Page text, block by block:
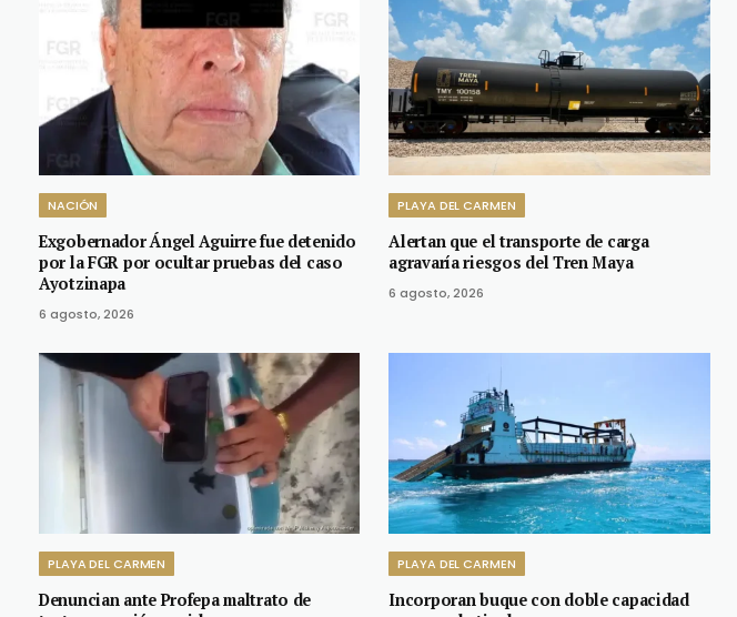
NACIÓN
Exgobernador Ángel Aguirre fue detenido
por la FGR por ocultar pruebas del caso
Ayotzinapa
6 agosto, 2026
PLAYA DEL CARMEN
Alertan que el transporte de carga
agravaría riesgos del Tren Maya
6 agosto, 2026
PLAYA DEL CARMEN
Denuncian ante Profepa maltrato de
PLAYA DEL CARMEN
Incorporan buque con doble capacidad